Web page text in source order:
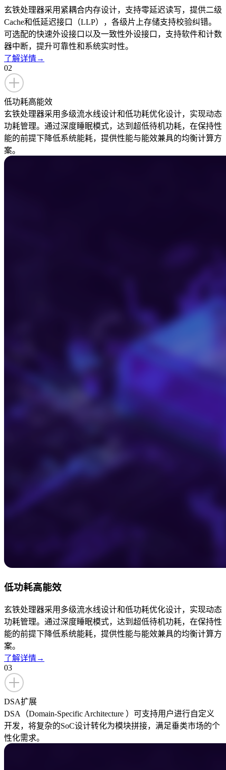
玄铁处理器采用紧耦合内存设计，支持零延迟读写，提供二级
Cache和低延迟接口（LLP），各级片上存储支持校验纠错。
可选配的快速外设接口以及一致性外设接口，支持软件和计数
器中断，提升可靠性和系统实时性。
了解详情→
02
低功耗高能效
玄铁处理器采用多级流水线设计和低功耗优化设计，实现动态
功耗管理。通过深度睡眠模式，达到超低待机功耗，在保持性
能的前提下降低系统能耗，提供性能与能效兼具的均衡计算方
案。
低功耗高能效
玄铁处理器采用多级流水线设计和低功耗优化设计，实现动态
功耗管理。通过深度睡眠模式，达到超低待机功耗，在保持性
能的前提下降低系统能耗，提供性能与能效兼具的均衡计算方
案。
了解详情→
03
DSA扩展
DSA（Domain‑Specific Architecture ）可支持用户进行自定义
开发，将复杂的SoC设计转化为模块拼接，满足垂类市场的个
性化需求。